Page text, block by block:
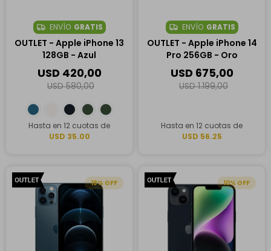
ENVÍO GRATIS
OUTLET - Apple iPhone 13
128GB - Azul
USD 420,00
USD 580,00
Hasta en 12 cuotas de
USD 35.00
ENVÍO GRATIS
OUTLET - Apple iPhone 14
Pro 256GB - Oro
USD 675,00
USD 1.199,00
Hasta en 12 cuotas de
USD 56.25
19 10